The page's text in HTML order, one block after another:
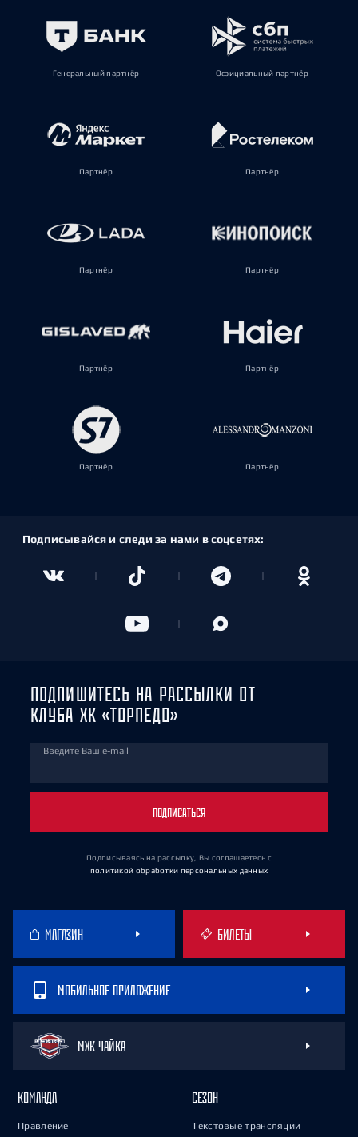
Генеральный партнёр Официальный партнёр
Партнёр Партнёр
Партнёр Партнёр
Партнёр Партнёр
Партнёр Партнёр
Подписывайся и следи за нами в соцсетях:
ПОДПИШИТЕСЬ НА РАССЫЛКИ ОТ
КЛУБА ХК «ТОРПЕДО»
Введите Ваш e-mail
ПОДПИСАТЬСЯ
Подписываясь на рассылку, Вы соглашаетесь с
политикой обработки персональных данных
МАГАЗИН БИЛЕТЫ
МОБИЛЬНОЕ ПРИЛОЖЕНИЕ
МХК ЧАЙКА
КОМАНДА
Правление
СЕЗОН
Текстовые трансляции